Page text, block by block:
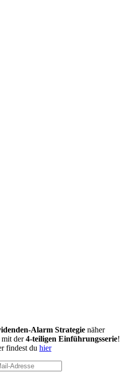
Alarm Strategie näher
mit der4-teiligen Einführungsserie!
findest du hier